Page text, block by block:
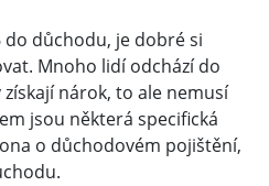
do důchodu, je dobré si
Mnoho lidí odchází do
nárok, to ale nemusí
jsou některá specifická
o důchodovém pojištění,